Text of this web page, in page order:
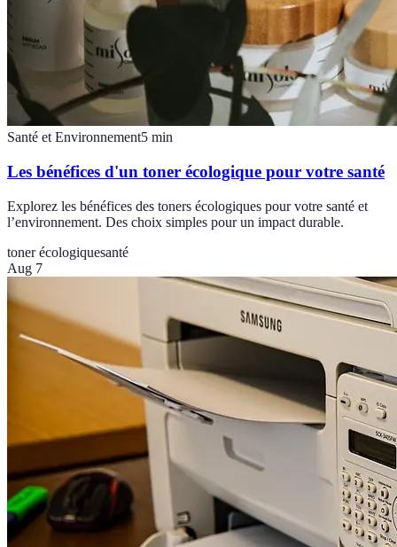
Santé et Environnement5 min
Les bénéfices d'un toner écologique pour votre santé
Explorez les bénéfices des toners écologiques pour votre santé et
l’environnement. Des choix simples pour un impact durable.
toner écologiquesanté
Aug 7